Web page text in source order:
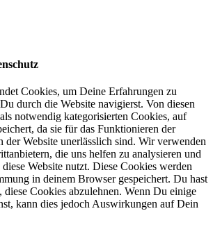
Cookies, um Deine Erfahrungen zu
durch die Website navigierst. Von diesen
notwendig kategorisierten Cookies, auf
da sie für das Funktionieren der
der Website unerlässlich sind. Wir verwenden
die uns helfen zu analysieren und
Website nutzt. Diese Cookies werden
in deinem Browser gespeichert. Du hast
Cookies abzulehnen. Wenn Du einige
kann dies jedoch Auswirkungen auf Dein